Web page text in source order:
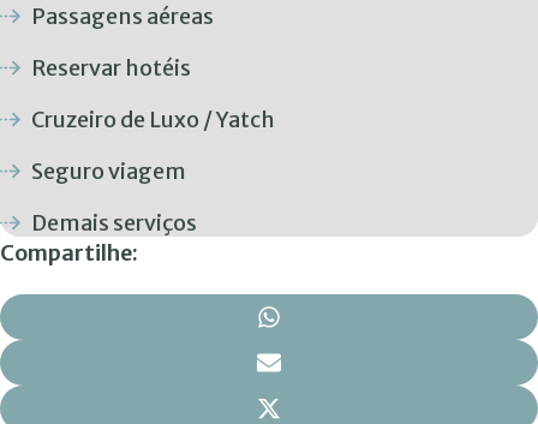
Passagens aéreas
Reservar hotéis
Cruzeiro de Luxo / Yatch
Seguro viagem
Demais serviços
Compartilhe: